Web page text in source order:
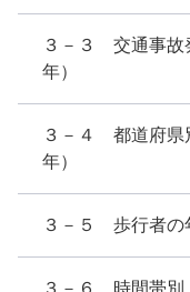
３－３ 交通事故
年）
３－４ 都道府県
年）
３－５ 歩行者の
３－６ 時間帯別